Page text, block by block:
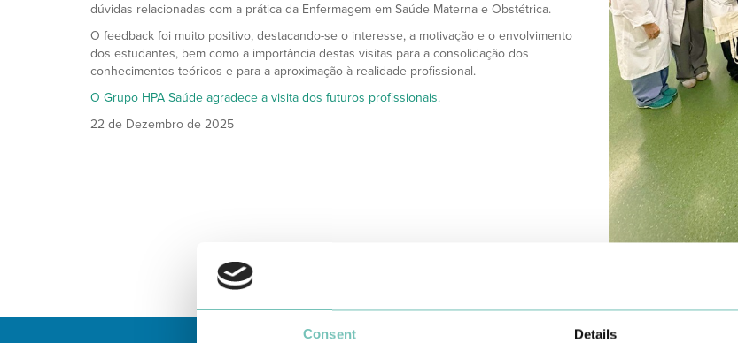
Consent Details
dúvidas relacionadas com a prática da Enfermagem em Saúde Materna e Obstétrica.
O feedback foi muito positivo, destacando-se o interesse, a motivação e o envolvimento
dos estudantes, bem como a importância destas visitas para a consolidação dos
conhecimentos teóricos e para a aproximação à realidade profissional.
O Grupo HPA Saúde agradece a visita dos futuros profissionais.
22 de Dezembro de 2025